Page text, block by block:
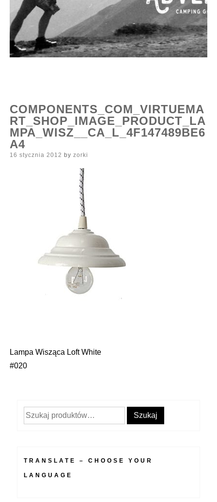
COMPONENTS_COM_VIRTUEMA
RT_SHOP_IMAGE_PRODUCT_LA
MPA_WISZ__CA_L_4F147489BE6
A4
Posted
16 stycznia 2012 by zorki
Nawigacja
Lampa Wisząca Loft White
#020
Szukaj: Szukaj
TRANSLATE – CHOOSE YOUR
LANGUAGE